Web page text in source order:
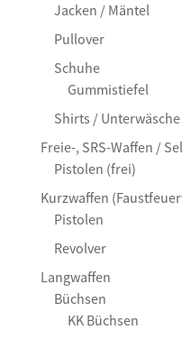
Jacken / Mäntel
Pullover
Schuhe
Gummistiefel
Shirts /
Freie-, SRS-Waffen /
Pistolen (frei)
Kurzwaffen
Pistolen
Revolver
Langwaffen
Büchsen
KK Büchsen